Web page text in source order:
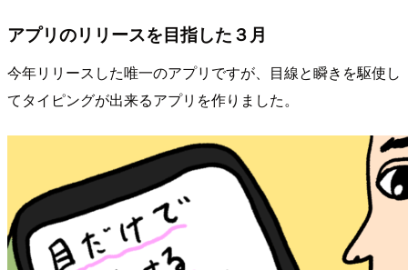
アプリのリリースを目指した３月
今年リリースした唯一のアプリですが、目線と瞬きを駆使し
てタイピングが出来るアプリを作りました。